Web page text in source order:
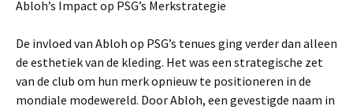
Abloh’s Impact op PSG’s Merkstrategie
De invloed van Abloh op PSG’s tenues ging verder dan alleen
de esthetiek van de kleding. Het was een strategische zet
van de club om hun merk opnieuw te positioneren in de
mondiale modewereld. Door Abloh, een gevestigde naam in